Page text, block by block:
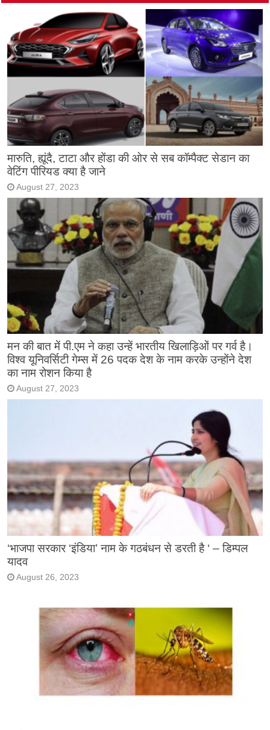
मारुति, ह्यूंदै, टाटा और होंडा की ओर से सब कॉम्पैक्ट सेडान का
वेटिंग पीरियड क्या है जाने
August 27, 2023
मन की बात में पी.एम ने कहा उन्हें भारतीय खिलाड़िओं पर गर्व है।
विश्व यूनिवर्सिटी गेम्स में 26 पदक देश के नाम करके उन्होंने देश
का नाम रोशन किया है
August 27, 2023
‘भाजपा सरकार ‘इंडिया’ नाम के गठबंधन से डरती है ‘ – डिम्पल
यादव
August 26, 2023